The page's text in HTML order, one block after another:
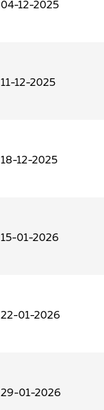
04-12-2025
11-12-2025
18-12-2025
15-01-2026
22-01-2026
29-01-2026